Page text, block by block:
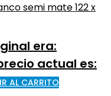
semi mate 122 x
era:
actual es:
AL CARRITO